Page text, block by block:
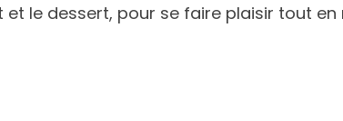
et le dessert, pour se faire plaisir tout